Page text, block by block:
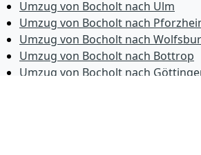
Umzug von Bocholt nach Ulm
Umzug von Bocholt nach
Umzug von Bocholt nach
Umzug von Bocholt nach Bottrop
Umzug von Bocholt nach